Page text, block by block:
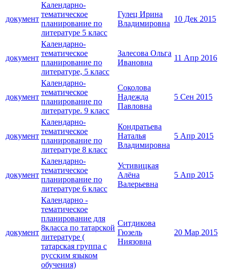
документ
Календарно-
тематическое
планирование по
литературе 5 класс
Гулец Ирина
Владимировна
10 Дек 2015
документ
Календарно-
тематическое
планирование по
литературе, 5 класс
Залесова Ольга
Ивановна
11 Апр 2016
документ
Календарно-
тематическое
планирование по
литературе. 9 класс
Соколова
Надежда
Павловна
5 Сен 2015
документ
Календарно-
тематическое
планирование по
литературе 8 класс
Кондратьева
Наталья
Владимировна
5 Апр 2015
документ
Календарно-
тематическое
планирование по
литературе 6 класс
Устивицкая
Алёна
Валерьевна
5 Апр 2015
документ
Календарно -
тематическое
планирование для
8класса по татарской
литературе (
татарская группа с
русским языком
обучения)
Ситдикова
Гюзель
Ниязовна
20 Мар 2015